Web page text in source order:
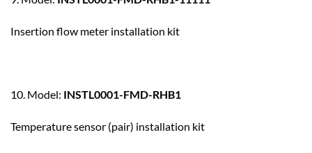
Insertion flow meter installation kit
10. Model: INSTL0001-FMD-RHB1
Temperature sensor (pair) installation kit